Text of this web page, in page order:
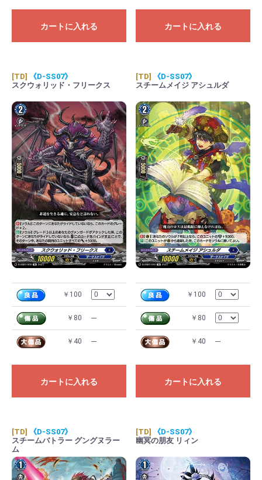
カートに入れる カートに入れる
[TD]
《D-SS07》
スクウォリッド・フリークス
￥100
￥80 ---
￥40 ---
カートに入れる
[TD]
《D-SS07》
スチームメイジ アシュルダ
￥100
￥80
￥40 ---
カートに入れる
[TD]
《D-SS07》
スチームバトラー グングヌラー
ム
[TD]
《D-SS07》
幽冥の朋友 リィン